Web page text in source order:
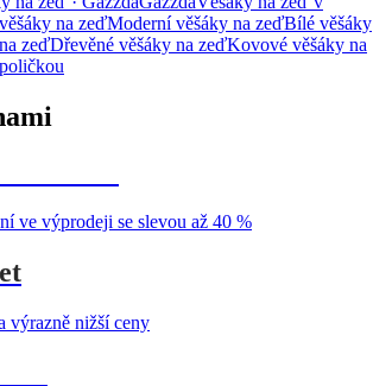
na zeďModerní věšáky na zeďBílé věšáky
zeďDřevěné věšáky na zeďKovové věšáky na
ve výprodeji se slevou až 40 %
výrazně nižší ceny